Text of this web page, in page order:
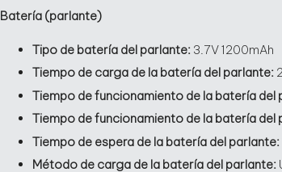
Batería (parlante)
Tipo de batería del parlante: 3.7V 1200mAh
Tiempo de carga de la batería del parlante:
Tiempo de funcionamiento de la batería del
Tiempo de funcionamiento de la batería del
Tiempo de espera de la batería del parlante:
Método de carga de la batería del parlante: